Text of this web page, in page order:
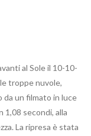
al Sole il 10-10-
troppe nuvole,
un filmato in luce
1,08 secondi, alla
La ripresa è stata